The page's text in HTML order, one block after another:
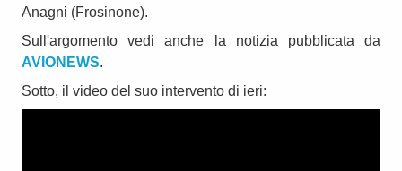
Anagni (Frosinone).
Sull'argomento vedi anche la notizia pubblicata da
AVIONEWS.
Sotto, il video del suo intervento di ieri: